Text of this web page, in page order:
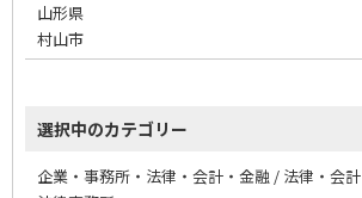
山形県
村山市
選択中のカテゴリー
企業・事務所・法律・会計・金融 / 法律・会計